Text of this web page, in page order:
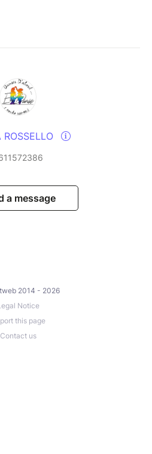
ROSSELLO
a message
2014 - 2026
Notice
this page
Contact us